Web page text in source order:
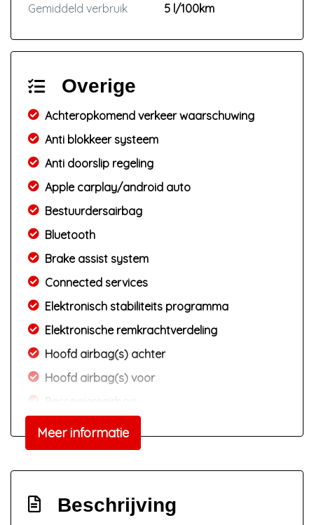
Gemiddeld verbruik
5 l/100km
Overige
Achteropkomend verkeer waarschuwing
Anti blokkeer systeem
Anti doorslip regeling
Apple carplay/android auto
Bestuurdersairbag
Bluetooth
Brake assist system
Connected services
Elektronisch stabiliteits programma
Elektronische remkrachtverdeling
Hoofd airbag(s) achter
Hoofd airbag(s) voor
Passagiersairbag
Zij airbag(s) voor
Exterieur
Buitenspiegels elektrisch verstel- en
Meer informatie
Beschrijving